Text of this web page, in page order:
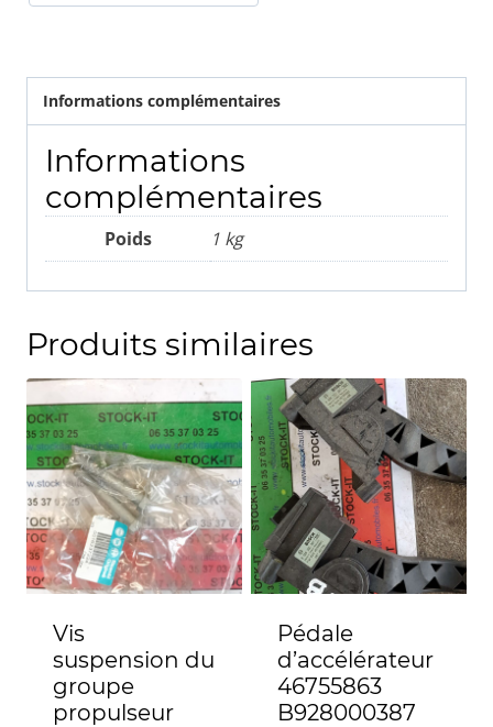
Informations complémentaires
Informations
complémentaires
Poids 1 kg
Produits similaires
Vis
suspension du
groupe
propulseur
Pédale
d’accélérateur
46755863
B928000387